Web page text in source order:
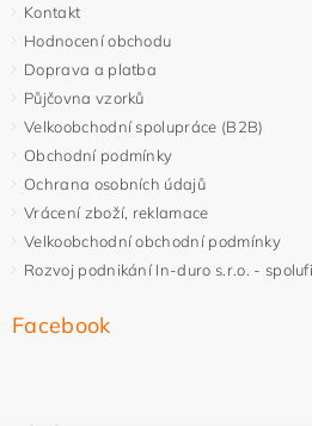
Kontakt
Hodnocení obchodu
Doprava a platba
Půjčovna vzorků
Velkoobchodní spolupráce (B2B)
Obchodní podmínky
Ochrana osobních údajů
Vrácení zboží, reklamace
Velkoobchodní obchodní podmínky
Rozvoj podnikání In-duro s.r.o. -
Facebook